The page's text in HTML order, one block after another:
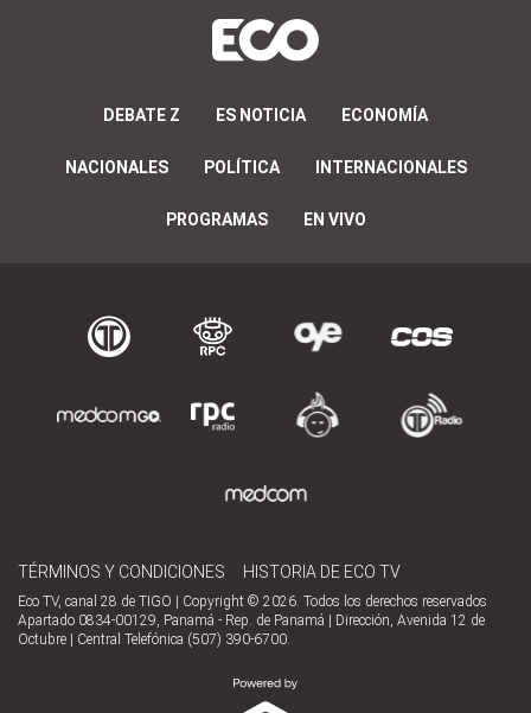
DEBATE Z ES NOTICIA ECONOMÍA
NACIONALES POLÍTICA INTERNACIONALES
PROGRAMAS EN VIVO
TÉRMINOS Y CONDICIONES HISTORIA DE ECO TV
Eco TV, canal 28 de TIGO | Copyright © 2026. Todos los derechos reservados
Apartado 0834-00129, Panamá - Rep. de Panamá | Dirección, Avenida 12 de
Octubre | Central Telefónica (507) 390-6700.